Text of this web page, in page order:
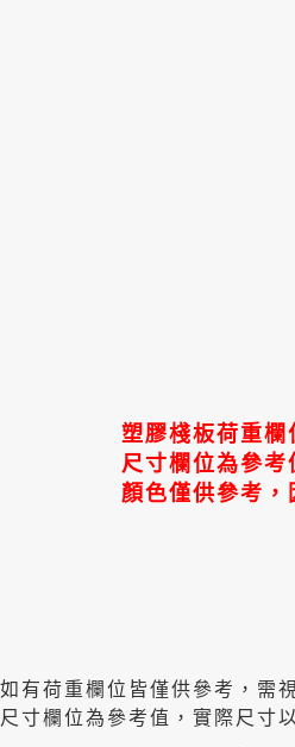
塑膠棧板荷重
尺寸欄位為參考
顏色僅供參考，
如有荷重欄位皆僅供參考，需
尺寸欄位為參考值，實際尺寸